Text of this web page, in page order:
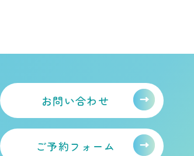
お問い合わせ
ご予約フォーム